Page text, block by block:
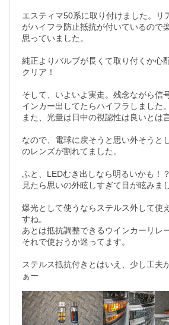
エスティマ50系に取り付けました。リ
がハイフラ防止抵抗が付いているので
思っていました。
純正よりバルブが長くて取り付くか心
クリア！
そして、いよいよ実走。残念ながら信
インカー出してたらハイフラしました。
また、光量は日中の視認性は良いとは
なので、電球に戻そうと思い外そうと
のレンズが割れてました。
ふと、LEDむき出しなら明るいかも！
見たら思いの外眩しすぎて目が眩みま
爆光として使うならステルス外して使
すね。
あとは抵抗調整できるウインカーリレ
それで使おうか迷ってます。
ステルス抵抗付きとはいえ、少し工夫
ぁー